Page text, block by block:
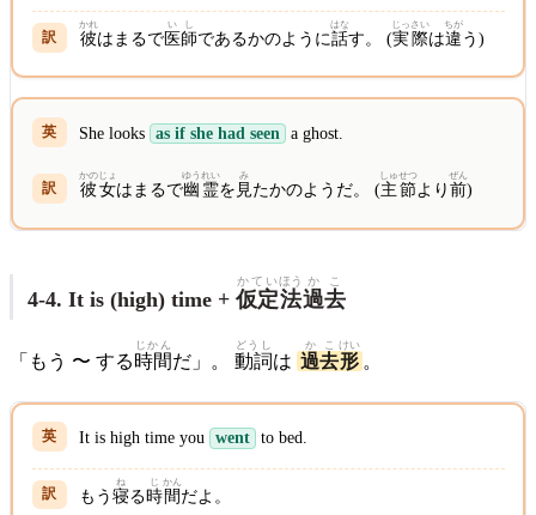
彼
かれ
はまるで 医
い
師
し
であるかのように話
はな
す。 (実際
じっさい
は違
ちが
う)
She looks as if she had seen a ghost.
彼女
かのじょ
はまるで幽
ゆう
霊
れい
を 見
み
たかのようだ。 (主節
しゅせつ
より前
ぜん
)
4-4. It is (high) time +仮定
かてい
法
ほう
過去
かこ
「もう 〜 する時間
じかん
だ」。 動詞
どうし
は 過去
かこ
形
けい
。
It is high time you went to bed.
もう寝
ね
る時
じ
間
かん
だよ。